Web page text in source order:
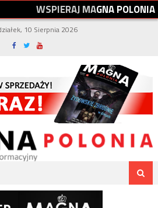
WSPIERAJMAGNAPOLONIA
10 Sierpnia 2026